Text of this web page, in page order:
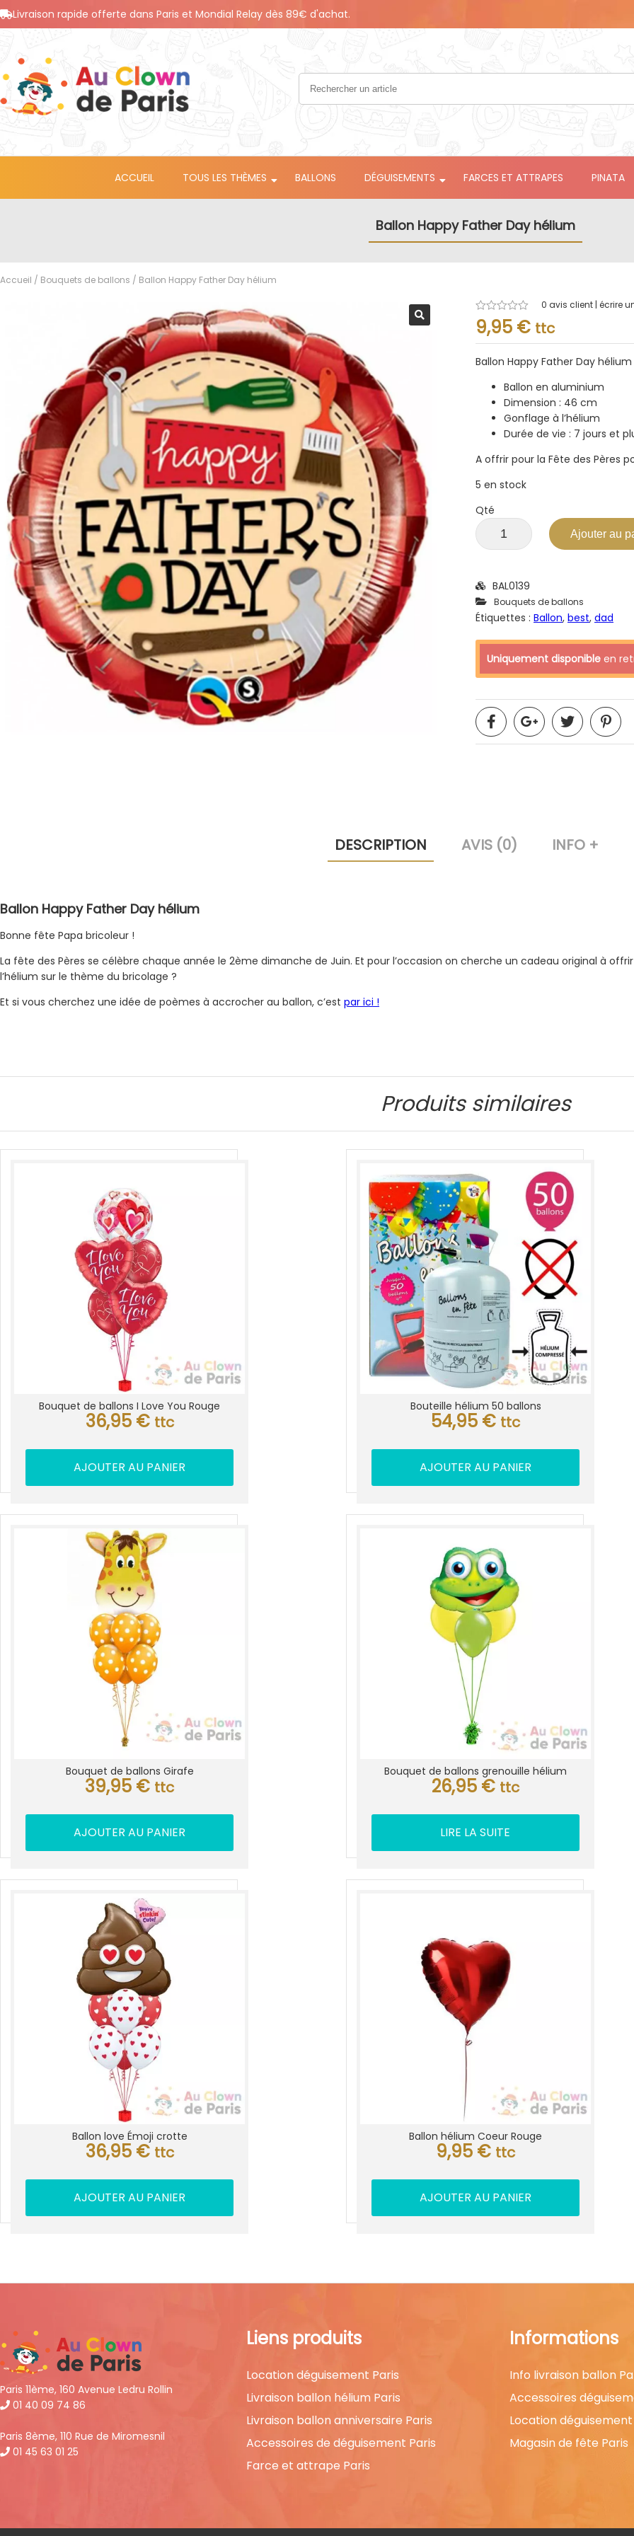
Livraison rapide offerte dans Paris et Mondial Relay dès 89€ d'achat.
ACCUEIL TOUS LES THÈMES BALLONS DÉGUISEMENTS FARCES ET ATTRAPES PINATA
Ballon Happy Father Day hélium
Accueil / Bouquets de ballons / Ballon Happy Father Day hélium
Note
0.001
0 avis client | écrire
9,95 € ttc
Ballon Happy Father Day hélium
Ballon en aluminium
Dimension : 46 cm
Gonflage à l’hélium
Durée de vie : 7 jours et
A offrir pour la Fête des Pères
5 en stock
Qté
Ajouter au
BAL0139
Bouquets de ballons
Étiquettes : Ballon, best, dad
Uniquement disponible en
DESCRIPTION AVIS (0) INFO +
Ballon Happy Father Day hélium
Bonne fête Papa bricoleur !
La fête des Pères se célèbre chaque année le 2ème dimanche de Juin. Et pour l’occasion on cherche un cadeau original à
l’hélium sur le thème du bricolage ?
Et si vous cherchez une idée de poèmes à accrocher au ballon, c’est par ici !
Produits similaires
Bouquet de ballons I Love You Rouge
36,95 € ttc
AJOUTER AU PANIER
Bouteille hélium 50 ballons
54,95 € ttc
AJOUTER AU PANIER
Bouquet de ballons Girafe
39,95 € ttc
AJOUTER AU PANIER
Bouquet de ballons grenouille hélium
26,95 € ttc
LIRE LA SUITE
Ballon love Émoji crotte
36,95 € ttc
AJOUTER AU PANIER
Ballon hélium Coeur Rouge
9,95 € ttc
AJOUTER AU PANIER
Paris 11ème, 160 Avenue Ledru Rollin
01 40 09 74 86
Paris 8ème, 110 Rue de Miromesnil
01 45 63 01 25
Liens produits
Location déguisement Paris
Livraison ballon hélium Paris
Livraison ballon anniversaire Paris
Accessoires de déguisement Paris
Farce et attrape Paris
Informations
Info livraison ballon
Accessoires
Location déguisement
Magasin de fête Paris